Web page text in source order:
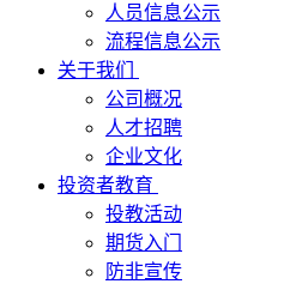
人员信息公示
流程信息公示
关于我们
公司概况
人才招聘
企业文化
投资者教育
投教活动
期货入门
防非宣传